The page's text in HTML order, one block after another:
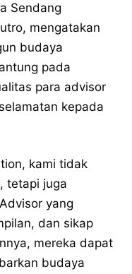
Sendang
mengatakan
budaya
pada
para advisor
kepada
kami tidak
tetapi juga
yang
dan sikap
mereka dapat
budaya